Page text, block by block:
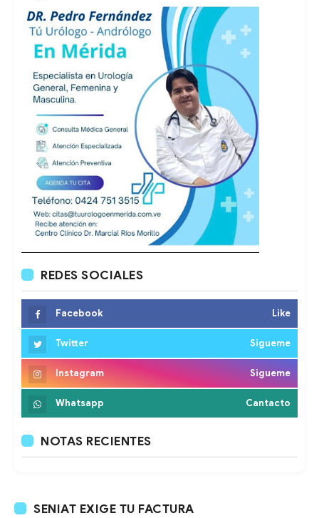
REDES SOCIALES
Facebook Like
Twitter Sigueme
Instagram Sigueme
Whatsapp Cantacto
NOTAS RECIENTES
SENIAT EXIGE TU FACTURA